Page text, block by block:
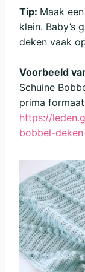
Tip: Maak
klein. Baby’s
deken vaak
Voorbeeld
Schuine
prima
https://
bobbel-deken